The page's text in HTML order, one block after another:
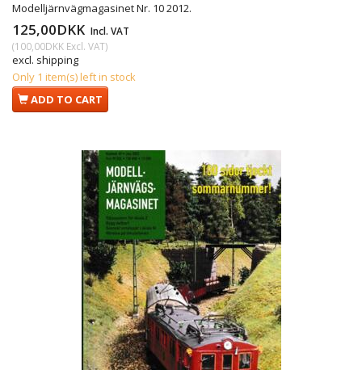
Modelljärnvägmagasinet Nr. 10 2012.
125,00DKK Incl. VAT
(100,00DKK Excl. VAT)
excl. shipping
Only 1 item(s) left in stock
ADD TO CART